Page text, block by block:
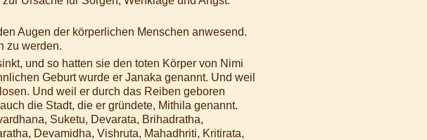
Augen der körperlichen Menschen anwesend.
zu werden.
und so hatten sie den toten Körper von Nimi
Geburt wurde er Janaka genannt. Und weil
Und weil er durch das Reiben geboren
die Stadt, die er gründete, Mithila genannt.
Suketu, Devarata, Brihadratha,
Devamidha, Vishruta, Mahadhriti, Kritirata,